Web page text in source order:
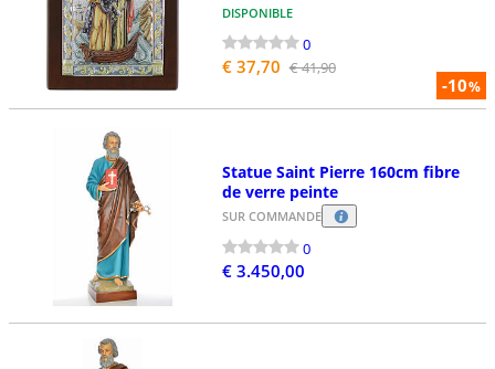
-10%
DISPONIBLE
0
€ 37,70 € 41,90
Statue Saint Pierre 160cm fibre
de verre peinte
SUR COMMANDE
0
€ 3.450,00